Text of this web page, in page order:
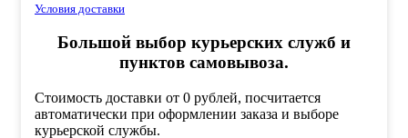
Условия доставки
Большой выбор курьерских служб и
пунктов самовывоза.
Стоимость доставки от 0 рублей, посчитается
автоматически при оформлении заказа и выборе
курьерской службы.